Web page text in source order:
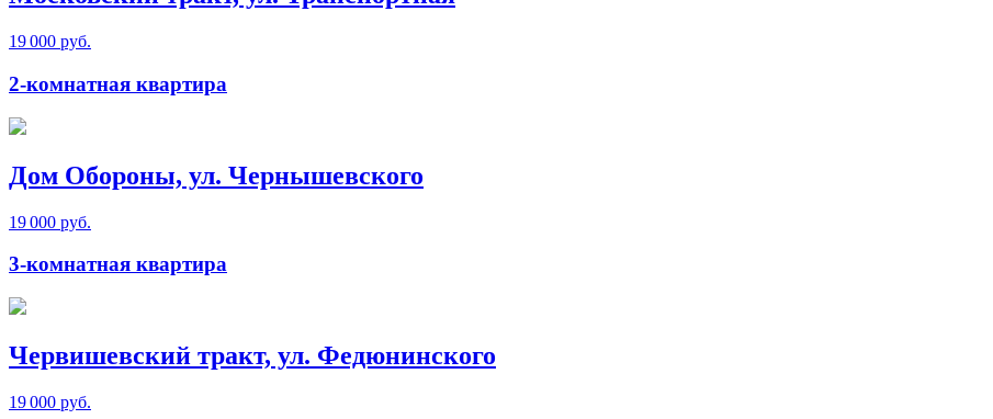
19 000 руб.
2-комнатная квартира
Дом Обороны, ул. Чернышевского
19 000 руб.
3-комнатная квартира
Червишевский тракт, ул. Федюнинского
19 000 руб.